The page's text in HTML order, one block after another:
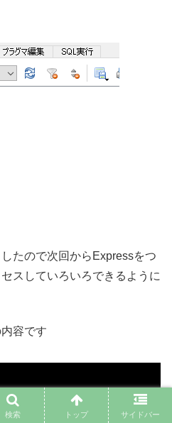
たので次回からExpressをつ
スしていろいろできるように
容です
検索 トップ サイドバー